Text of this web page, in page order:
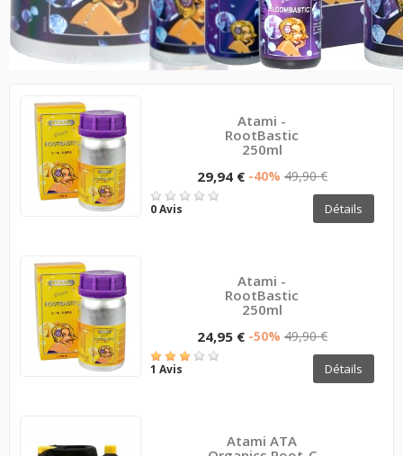
Atami -
RootBastic
250ml
29,94 € -40% 49,90 €
0 Avis Détails
Atami -
RootBastic
250ml
24,95 € -50% 49,90 €
1 Avis Détails
Atami ATA